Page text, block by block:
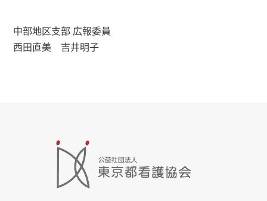
中部地区支部 広報委員
西田直美 吉井明子